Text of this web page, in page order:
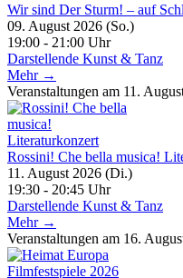
Wir sind Der Sturm! – auf
09. August 2026 (So.)
19:00 - 21:00 Uhr
Darstellende Kunst & Tanz
Mehr →
Veranstaltungen am 11.
Rossini! Che bella musica!
11. August 2026 (Di.)
19:30 - 20:45 Uhr
Darstellende Kunst & Tanz
Mehr →
Veranstaltungen am 16.